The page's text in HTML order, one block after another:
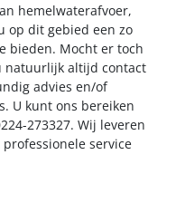
hemelwaterafvoer,
op dit gebied een zo
bieden. Mocht er toch
natuurlijk altijd contact
advies en/of
U kunt ons bereiken
273327. Wij leveren
service